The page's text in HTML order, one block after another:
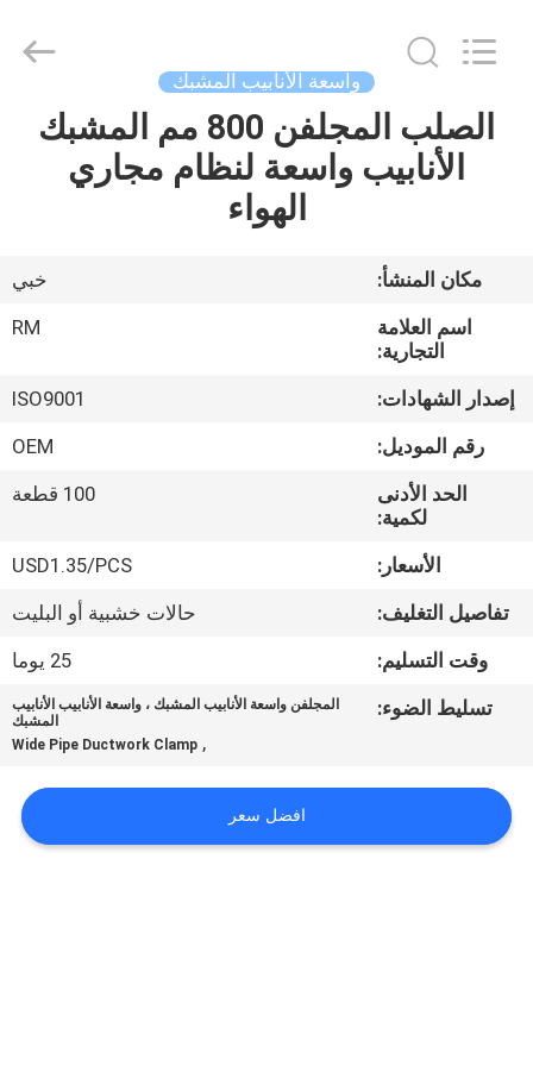
المنزل
معلومات
جولة
المصنع
الجودة
اتصل
أخبار
القضايا
TRADE
CO.,LTD.
واسعة الأنابيب المشبك
الصلب المجلفن 800 مم المشبك
الأنابيب واسعة لنظام مجاري
الهواء
مكان المنشأ:
خبي
اسم العلامة
التجارية:
RM
إصدار الشهادات:
ISO9001
رقم الموديل:
OEM
الحد الأدنى
لكمية:
100 قطعة
الأسعار:
USD1.35/PCS
تفاصيل التغليف:
حالات خشبية أو البليت
وقت التسليم:
25 يوما
تسليط الضوء:
المجلفن واسعة الأنابيب المشبك ، واسعة الأنابيب الأنابيب
المشبك
,
Wide Pipe Ductwork Clamp
افضل سعر